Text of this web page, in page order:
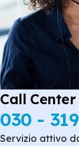
Call Center
030 -
Servizio attivo